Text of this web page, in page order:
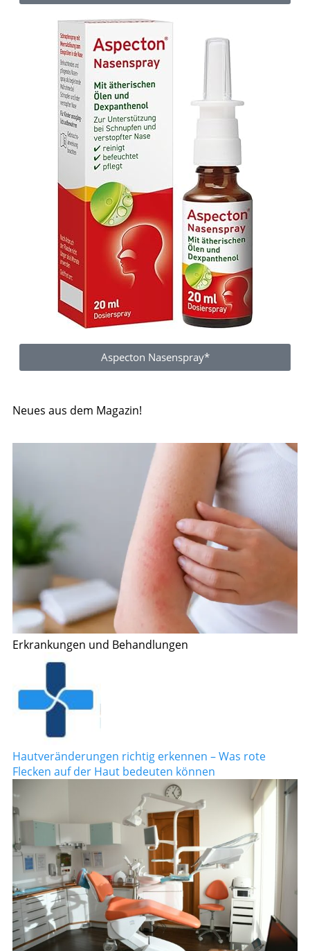
Aspecton Nasenspray*
Neues aus dem Magazin!
Erkrankungen und Behandlungen
Hautveränderungen richtig erkennen – Was rote
Flecken auf der Haut bedeuten können